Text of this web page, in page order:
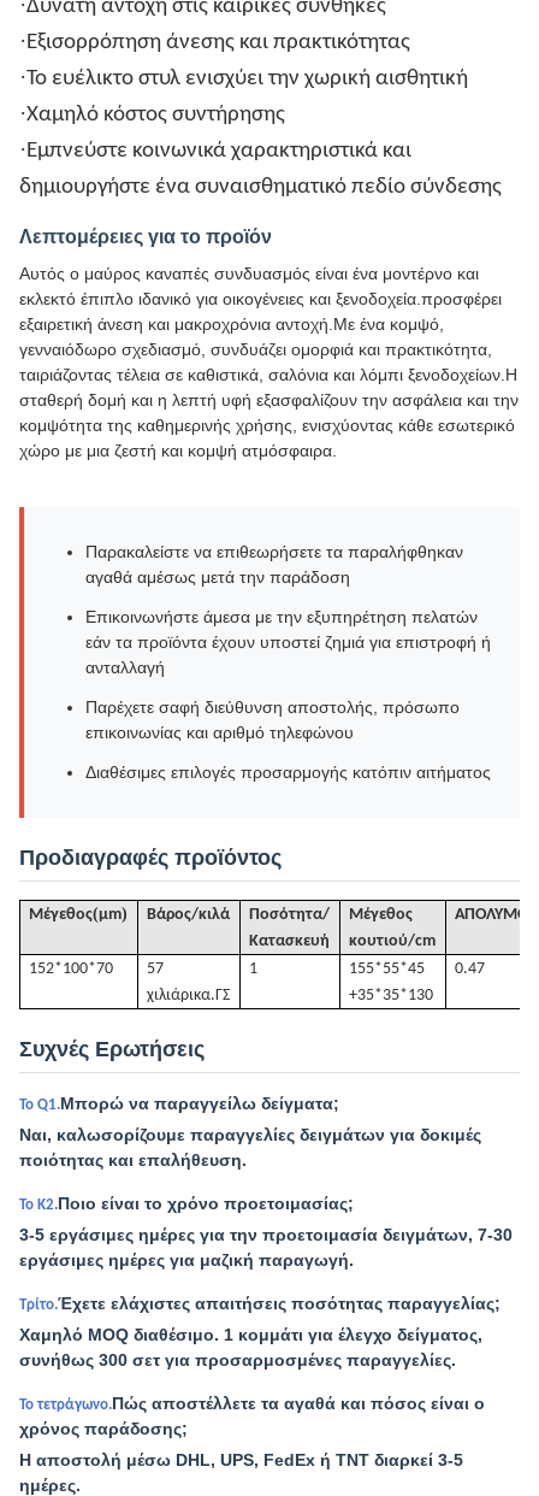
Δυνατή αντοχή στις καιρικές συνθήκες
·Εξισορρόπηση άνεσης και πρακτικότητας
·Το ευέλικτο στυλ ενισχύει την χωρική αισθητική
·Χαμηλό κόστος συντήρησης
·Εμπνεύστε κοινωνικά χαρακτηριστικά και
δημιουργήστε ένα συναισθηματικό πεδίο σύνδεσης
Λεπτομέρειες για το προϊόν
Αυτός ο μαύρος καναπές συνδυασμός είναι ένα μοντέρνο και
εκλεκτό έπιπλο ιδανικό για οικογένειες και ξενοδοχεία.προσφέρει
εξαιρετική άνεση και μακροχρόνια αντοχή.Με ένα κομψό,
γενναιόδωρο σχεδιασμό, συνδυάζει ομορφιά και πρακτικότητα,
ταιριάζοντας τέλεια σε καθιστικά, σαλόνια και λόμπι ξενοδοχείων.Η
σταθερή δομή και η λεπτή υφή εξασφαλίζουν την ασφάλεια και την
κομψότητα της καθημερινής χρήσης, ενισχύοντας κάθε εσωτερικό
χώρο με μια ζεστή και κομψή ατμόσφαιρα.
Παρακαλείστε να επιθεωρήσετε τα παραλήφθηκαν
αγαθά αμέσως μετά την παράδοση
Επικοινωνήστε άμεσα με την εξυπηρέτηση πελατών
εάν τα προϊόντα έχουν υποστεί ζημιά για επιστροφή ή
ανταλλαγή
Παρέχετε σαφή διεύθυνση αποστολής, πρόσωπο
επικοινωνίας και αριθμό τηλεφώνου
Διαθέσιμες επιλογές προσαρμογής κατόπιν αιτήματος
Προδιαγραφές προϊόντος
Μέγεθος(μm) Βάρος/κιλά
Ποσότητα/
Κατασκευή
Μέγεθος
κουτιού/cm
ΑΠΟΛΥΜΟΣ
152*100*70
57
χιλιάρικα.ΓΣ
1
155*55*45
+35*35*130
0.47
Συχνές Ερωτήσεις
Το Q1.Μπορώ να παραγγείλω δείγματα;
Ναι, καλωσορίζουμε παραγγελίες δειγμάτων για δοκιμές
ποιότητας και επαλήθευση.
Το Κ2.Ποιο είναι το χρόνο προετοιμασίας;
3-5 εργάσιμες ημέρες για την προετοιμασία δειγμάτων, 7-30
εργάσιμες ημέρες για μαζική παραγωγή.
Τρίτο.Έχετε ελάχιστες απαιτήσεις ποσότητας παραγγελίας;
Χαμηλό MOQ διαθέσιμο. 1 κομμάτι για έλεγχο δείγματος,
συνήθως 300 σετ για προσαρμοσμένες παραγγελίες.
Το τετράγωνο.Πώς αποστέλλετε τα αγαθά και πόσος είναι ο
χρόνος παράδοσης;
Η αποστολή μέσω DHL, UPS, FedEx ή TNT διαρκεί 3-5
ημέρες.